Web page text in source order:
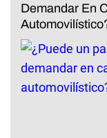
Demandar En